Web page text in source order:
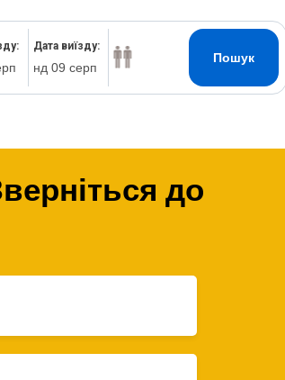
до